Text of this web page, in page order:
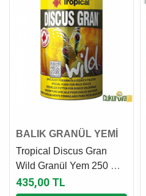
BALIK GRANÜL YEMİ
Tropical Discus Gran
Wild Granül Yem 250 Ml -
110 Gr
435,00 TL